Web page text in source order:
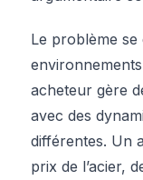
Le problème se
acheteur gère
avec des
différentes. Un
prix de l’acier,